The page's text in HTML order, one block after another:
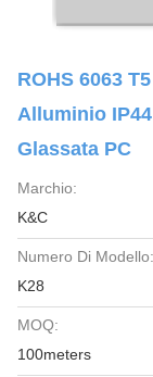
ROHS 6063
Alluminio
Glassata PC
Marchio:
K&C
Numero Di Modello:
K28
MOQ:
100meters